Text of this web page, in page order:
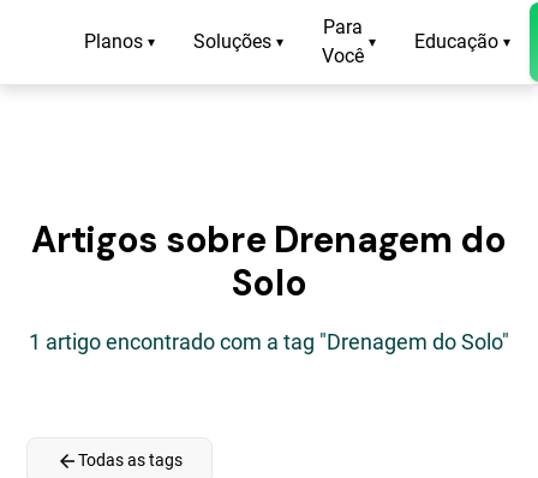
Planos ▾ Soluções ▾
Para
Você
▾ Educação ▾
Artigos sobre Drenagem do
Solo
1 artigo encontrado com a tag "Drenagem do Solo"
arrow_backTodas as tags